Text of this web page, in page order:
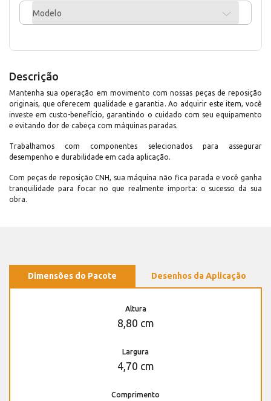
Modelo
Descrição
Mantenha sua operação em movimento com nossas peças de reposição
originais, que oferecem qualidade e garantia. Ao adquirir este item, você
investe em custo-benefício, garantindo o cuidado com seu equipamento
e evitando dor de cabeça com máquinas paradas.
Trabalhamos com componentes selecionados para assegurar
desempenho e durabilidade em cada aplicação.
Com peças de reposição CNH, sua máquina não fica parada e você ganha
tranquilidade para focar no que realmente importa: o sucesso da sua
obra.
Dimensões do Pacote Desenhos da Aplicação
Altura
8,80 cm
Largura
4,70 cm
Comprimento